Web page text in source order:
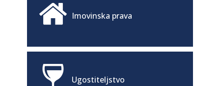
Imovinska prava
Ugostiteljstvo